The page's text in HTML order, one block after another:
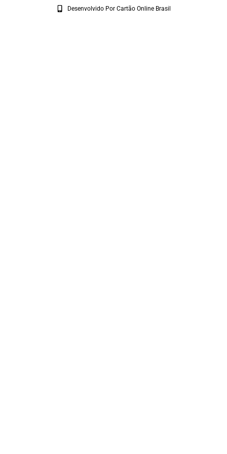
Desenvolvido Por Cartão Online Brasil